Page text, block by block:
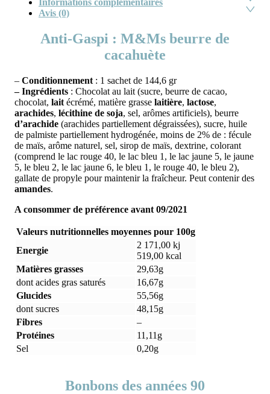
Informations complémentaires
Avis (0)
Anti-Gaspi : M&Ms beurre de
cacahuète
– Conditionnement : 1 sachet de 144,6 gr
– Ingrédients : Chocolat au lait (sucre, beurre de cacao,
chocolat, lait écrémé, matière grasse laitière, lactose,
arachides, lécithine de soja, sel, arômes artificiels), beurre
d’arachide (arachides partiellement dégraissées), sucre, huile
de palmiste partiellement hydrogénée, moins de 2% de : fécule
de maïs, arôme naturel, sel, sirop de maïs, dextrine, colorant
(comprend le lac rouge 40, le lac bleu 1, le lac jaune 5, le jaune
5, le bleu 2, le lac jaune 6, le bleu 1, le rouge 40, le bleu 2),
gallate de propyle pour maintenir la fraîcheur. Peut contenir des
amandes.
A consommer de préférence avant 09/2021
Valeurs nutritionnelles moyennes pour 100g
Energie
2 171,00 kj
519,00 kcal
Matières grasses
29,63g
dont acides gras saturés
16,67g
Glucides
55,56g
dont sucres
48,15g
Fibres
–
Protéines
11,11g
Sel
0,20g
Bonbons des années 90